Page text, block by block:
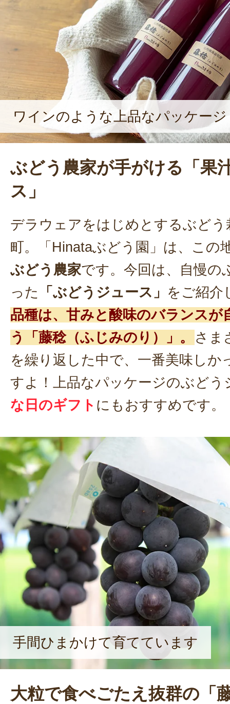
ワインのような上品なパッケージ
ぶどう農家が手がける「果
ス」
デラウェアをはじめとするぶどう
町。「Hinataぶどう園」は、この
ぶどう農家です。今回は、自慢の
った
「ぶどうジュース」 をご紹介
品種は、甘みと酸味のバランスが
う「藤稔（ふじみのり）」。
さま
を繰り返した中で、一番美味しか
すよ！上品なパッケージのぶどう
な日のギフト にもおすすめです。
手間ひまかけて育てています
大粒で食べごたえ抜群の「